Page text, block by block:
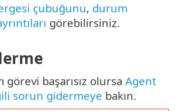
çubuğunu, durum
görebilirsiniz.
görevi başarısız olursa Agent
sorun gidermeye bakın.